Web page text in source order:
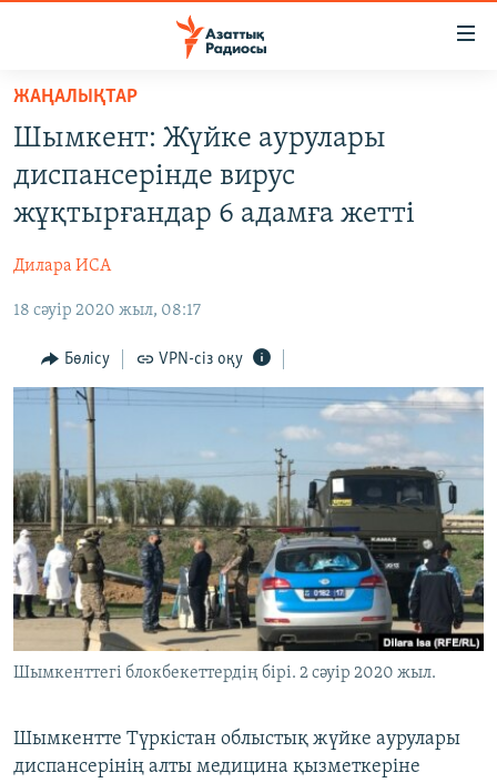
Skip
main
content
to
main
Navigation
Skip
Search
АДАМ ҚҰҚЫҚТАРЫ
ӘЛЕУМЕТ
ӘЛЕМ
АРНАЙЫ ЖОБАЛАР
Русский
ЖАЗЫЛЫҢЫЗ
Басқа тілдерде
ЖАҢАЛЫҚТАР
Шымкент: Жүйке аурулары
диспансерінде вирус
жұқтырғандар 6 адамға жетті
Дилара ИСА
18 сәуір 2020 жыл, 08:17
Бөлісу VPN-сіз оқу
Шымкенттегі блокбекеттердің бірі. 2 сәуір 2020 жыл.
Шымкентте Түркістан облыстық жүйке аурулары
диспансерінің алты медицина қызметкеріне